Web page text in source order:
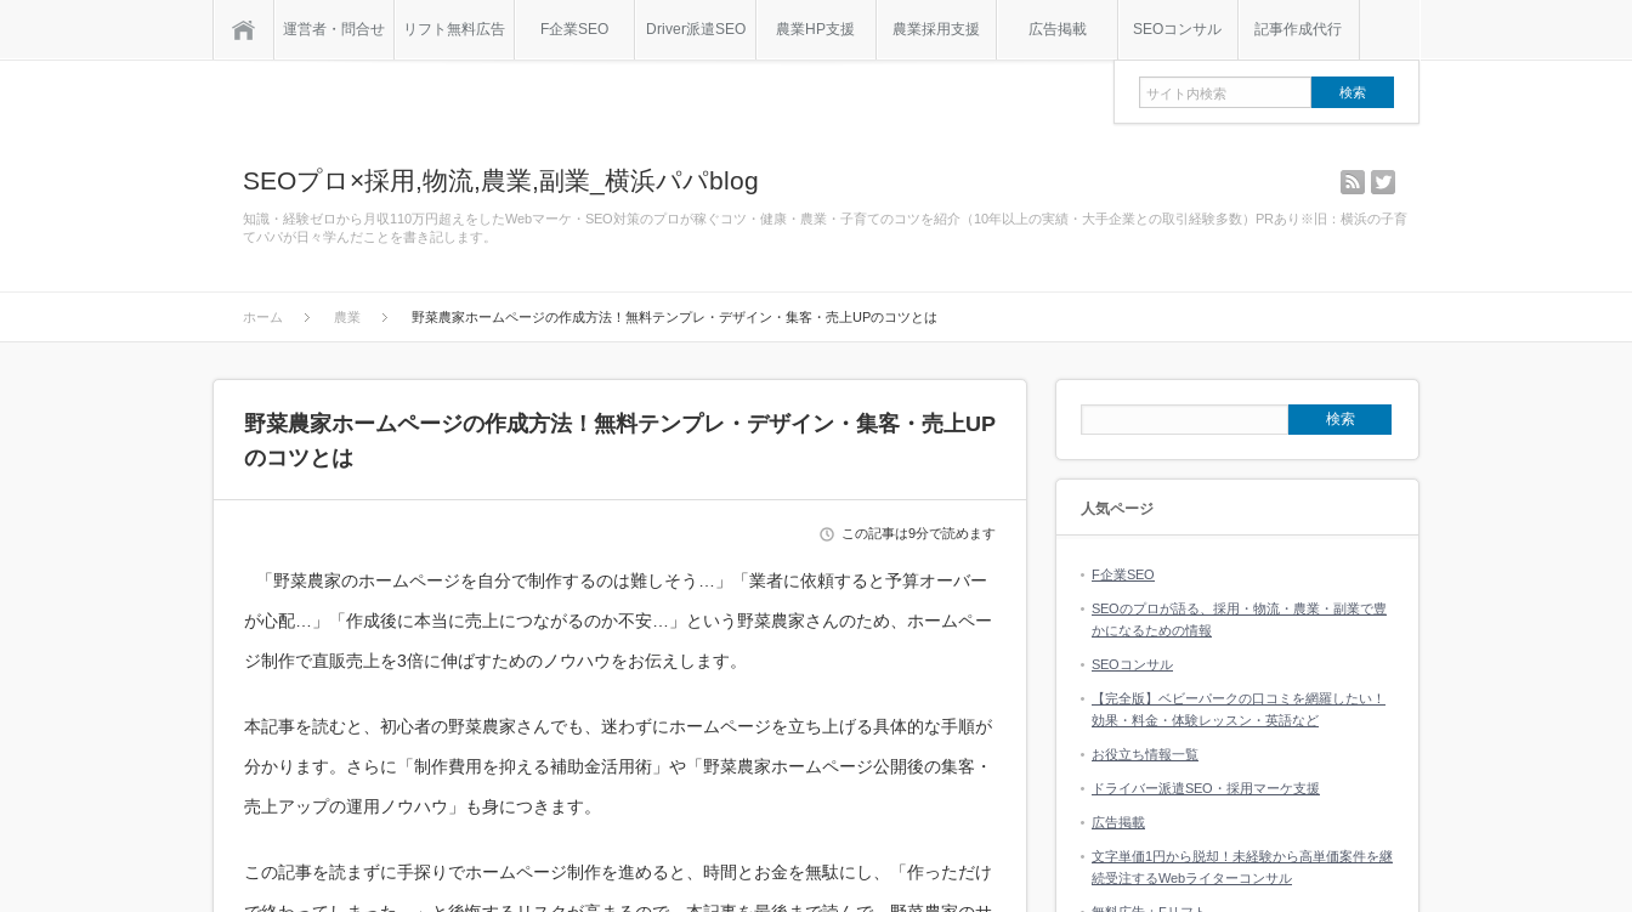
運営者・問合せ リフト無料広告 F企業SEO Driver派遣SEO 農業HP支援 農業採用支援 広告掲載 SEOコンサル 記事作成代行
SEOプロ×採用,物流,農業,副業_横浜パパblog
知識・経験ゼロから月収110万円超えをしたWebマーケ・SEO対策のプロが稼ぐコツ・健康・農業・子育てのコツを紹介（10年以上の実績・大手企業との取引経験多数）PRあり※旧：横浜の子育
てパパが日々学んだことを書き記します。
rss
ホーム 農業 野菜農家ホームページの作成方法！無料テンプレ・デザイン・集客・売上UPのコツとは
野菜農家ホームページの作成方法！無料テンプレ・デザイン・集客・売上UP
のコツとは
この記事は9分で読めます
「野菜農家のホームページを自分で制作するのは難しそう…」「業者に依頼すると予算オーバー
が心配…」「作成後に本当に売上につながるのか不安…」という野菜農家さんのため、ホームペー
ジ制作で直販売上を3倍に伸ばすためのノウハウをお伝えします。
本記事を読むと、初心者の野菜農家さんでも、迷わずにホームページを立ち上げる具体的な手順が
分かります。さらに「制作費用を抑える補助金活用術」や「野菜農家ホームページ公開後の集客・
売上アップの運用ノウハウ」も身につきます。
この記事を読まずに手探りでホームページ制作を進めると、時間とお金を無駄にし、「作っただけ
人気ページ
F企業SEO
SEOのプロが語る、採用・物流・農業・副業で豊
かになるための情報
SEOコンサル
【完全版】ベビーパークの口コミを網羅したい！
効果・料金・体験レッスン・英語など
お役立ち情報一覧
ドライバー派遣SEO・採用マーケ支援
広告掲載
文字単価1円から脱却！未経験から高単価案件を継
続受注するWebライターコンサル